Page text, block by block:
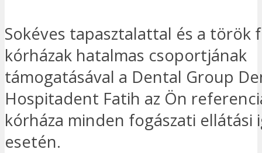
Sokéves tapasztalattal és a török
kórházak hatalmas csoportjának
támogatásával a Dental Group
Hospitadent Fatih az Ön
kórháza minden fogászati ellátási
esetén.